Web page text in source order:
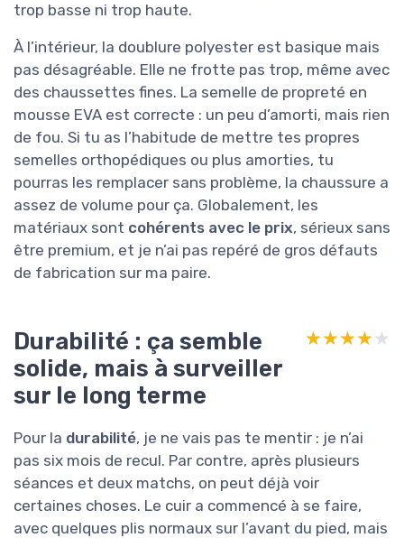
trop basse ni trop haute.
À l’intérieur, la doublure polyester est basique mais
pas désagréable. Elle ne frotte pas trop, même avec
des chaussettes fines. La semelle de propreté en
mousse EVA est correcte : un peu d’amorti, mais rien
de fou. Si tu as l’habitude de mettre tes propres
semelles orthopédiques ou plus amorties, tu
pourras les remplacer sans problème, la chaussure a
assez de volume pour ça. Globalement, les
matériaux sont cohérents avec le prix, sérieux sans
être premium, et je n’ai pas repéré de gros défauts
de fabrication sur ma paire.
Durabilité : ça semble
solide, mais à surveiller
sur le long terme
★★★★★
★★★★★
Pour la durabilité, je ne vais pas te mentir : je n’ai
pas six mois de recul. Par contre, après plusieurs
séances et deux matchs, on peut déjà voir
certaines choses. Le cuir a commencé à se faire,
avec quelques plis normaux sur l’avant du pied, mais